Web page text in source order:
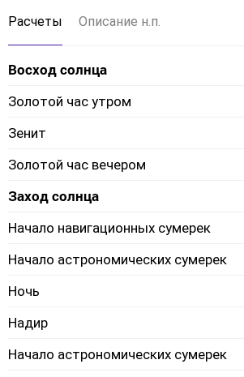
Расчеты Описание н.п.
Восход солнца
Золотой час утром
Зенит
Золотой час вечером
Заход солнца
Начало навигационных сумерек
Начало астрономических сумерек
Ночь
Надир
Начало астрономических сумерек